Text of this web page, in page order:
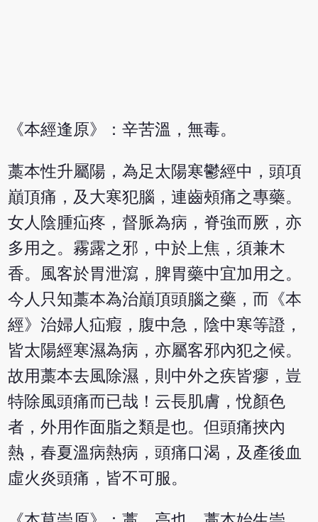
《本經逢原》：辛苦溫，無毒。
藁本性升屬陽，為足太陽寒鬱經中，頭項
巔頂痛，及大寒犯腦，連齒頰痛之專藥。
女人陰腫疝疼，督脈為病，脊強而厥，亦
多用之。霧露之邪，中於上焦，須兼木
香。風客於胃泄瀉，脾胃藥中宜加用之。
今人只知藁本為治巔頂頭腦之藥，而《本
經》治婦人疝瘕，腹中急，陰中寒等證，
皆太陽經寒濕為病，亦屬客邪內犯之候。
故用藁本去風除濕，則中外之疾皆瘳，豈
特除風頭痛而已哉！云長肌膚，悅顏色
者，外用作面脂之類是也。但頭痛挾內
熱，春夏溫病熱病，頭痛口渴，及產後血
虛火炎頭痛，皆不可服。